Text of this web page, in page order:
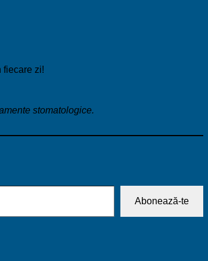
fiecare zi!
stomatologice.
Abonează-te